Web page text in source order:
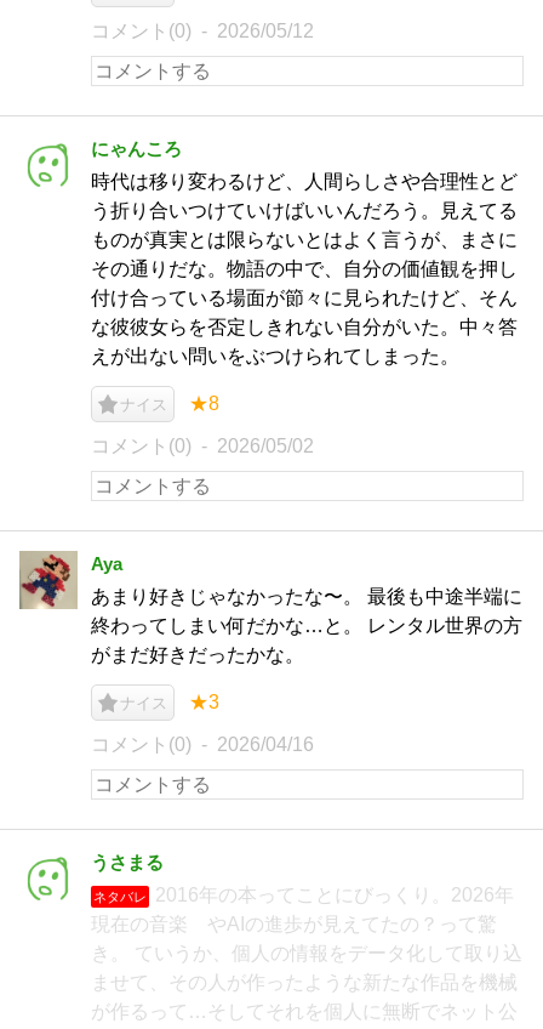
コメント(0) 2026/05/12
にゃんころ
時代は移り変わるけど、人間らしさや合理性とど
う折り合いつけていけばいいんだろう。見えてる
ものが真実とは限らないとはよく言うが、まさに
その通りだな。物語の中で、自分の価値観を押し
付け合っている場面が節々に見られたけど、そん
な彼彼女らを否定しきれない自分がいた。中々答
えが出ない問いをぶつけられてしまった。
ナイス ★8
コメント(0) 2026/05/02
Aya
あまり好きじゃなかったな〜。 最後も中途半端に
終わってしまい何だかな…と。 レンタル世界の方
がまだ好きだったかな。
ナイス ★3
コメント(0) 2026/04/16
うさまる
ネタバレ
2016年の本ってことにびっくり。2026年
現在の音楽 やAIの進歩が見えてたの？って驚
き。 ていうか、個人の情報をデータ化して取り込
ませて、その人が作ったような新たな作品を機械
が作るって…そしてそれを個人に無断でネット公